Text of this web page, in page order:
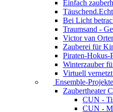
Einfach
Täuschend.Echt
Bei Licht
Traumsand -
Victor van
Zauberei für
Piraten-Hokus-
Winterzauber
Virtuell vernetzt
Ensemble-
Zaubertheater
CUN -
CUN -